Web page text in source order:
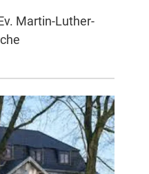
Martin-Luther-